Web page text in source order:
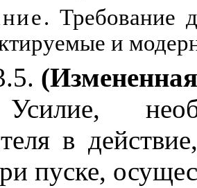
. Требование
и
в
пуске,